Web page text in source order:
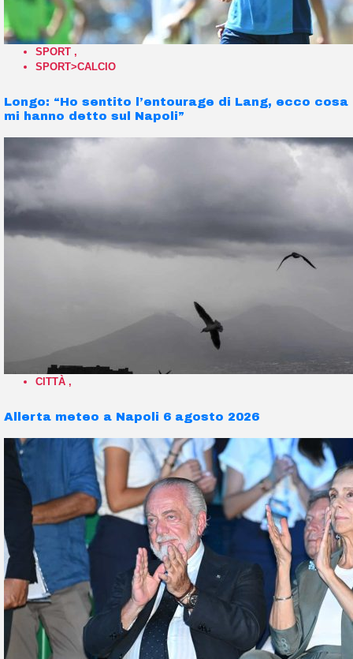
SPORT ,
SPORT>CALCIO
Longo: “Ho sentito l’entourage di Lang, ecco cosa
mi hanno detto sul Napoli”
CITTÀ ,
Allerta meteo a Napoli 6 agosto 2026